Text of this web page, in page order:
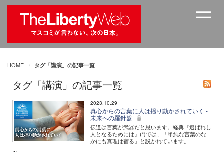
HOME タグ「講演」の記事一覧
タグ「講演」の記事一覧
2023.10.29
真心からの言葉に人は揺り動かされていく -
未来への羅針盤
伝道は言葉が武器だと思います。経典『選ばれし
人となるためには』(*)では、「単純な言葉のな
かにも真理は宿る」と説かれています。
...